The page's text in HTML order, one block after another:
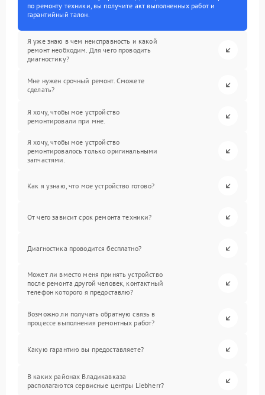
по ремонту техники, вы получите акт выполненных работ и
гарантийный талон.
Я уже знаю в чем неисправность и какой
ремонт необходим. Для чего проводить
диагностику?
Мне нужен срочный ремонт. Сможете
сделать?
Я хочу, чтобы мое устройство
ремонтировали при мне.
Я хочу, чтобы мое устройство
ремонтировалось только оригинальными
запчастями.
Как я узнаю, что мое устройство готово?
От чего зависит срок ремонта техники?
Диагностика проводится бесплатно?
Может ли вместо меня принять устройство
после ремонта другой человек, контактный
телефон которого я предоставлю?
Возможно ли получать обратную связь в
процессе выполнения ремонтных работ?
Какую гарантию вы предоставляете?
В каких районах Владикавказа
располагаются сервисные центры Liebherr?